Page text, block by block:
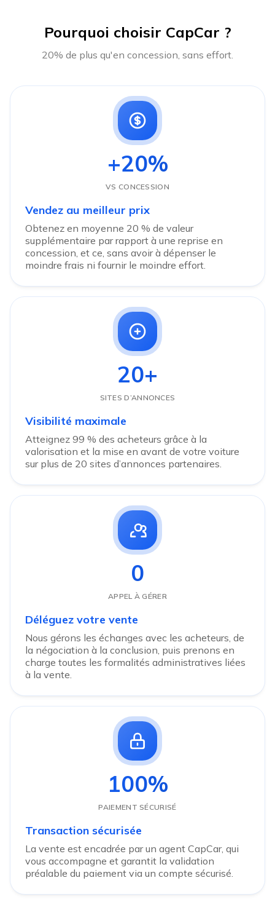
Pourquoi choisir CapCar ?
20% de plus qu'en concession, sans effort.
+20%
VS CONCESSION
Vendez au meilleur prix
Obtenez en moyenne 20 % de valeur
supplémentaire par rapport à une reprise en
concession, et ce, sans avoir à dépenser le
moindre frais ni fournir le moindre effort.
20+
SITES D’ANNONCES
Visibilité maximale
Atteignez 99 % des acheteurs grâce à la
valorisation et la mise en avant de votre voiture
sur plus de 20 sites d’annonces partenaires.
0
APPEL À GÉRER
Déléguez votre vente
Nous gérons les échanges avec les acheteurs, de
la négociation à la conclusion, puis prenons en
charge toutes les formalités administratives liées
à la vente.
100%
PAIEMENT SÉCURISÉ
Transaction sécurisée
La vente est encadrée par un agent CapCar, qui
vous accompagne et garantit la validation
préalable du paiement via un compte sécurisé.